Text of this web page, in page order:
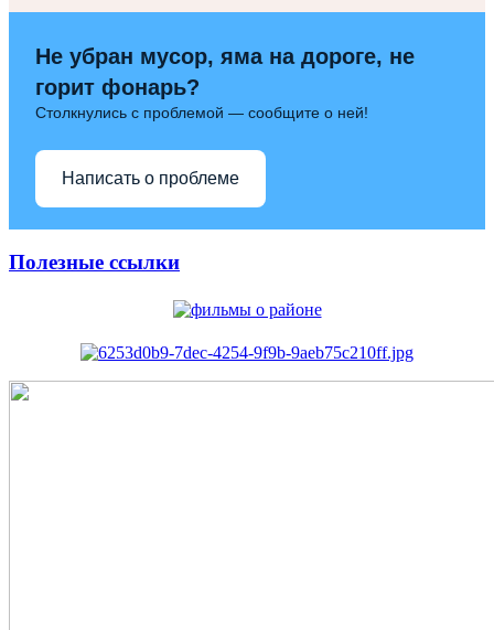
Не убран мусор, яма на дороге, не
горит фонарь?
Столкнулись с проблемой — сообщите о ней!
Написать о проблеме
Полезные ссылки